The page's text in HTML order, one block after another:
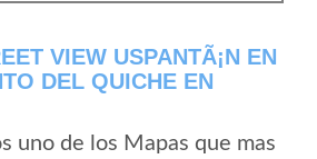
VIEW USPANTÃ¡N EN
DEL QUICHE EN
uno de los Mapas que mas